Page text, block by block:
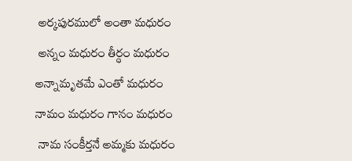
అర్కపురములో అంతా మధురం
అన్నం మధురం తీర్థం మధురం
అన్నామృతమే ఎంతో మధురం
నామం మధురం గానం మధురం
నామ సంకీర్తనే అమ్మకు మధురం